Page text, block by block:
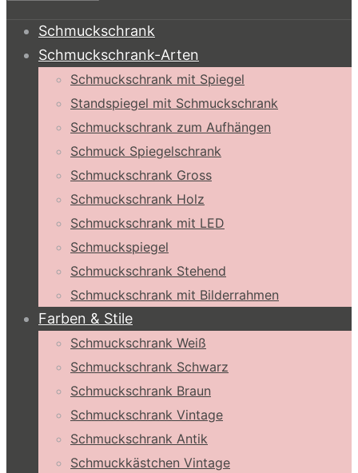
Schmuckschrank
Schmuckschrank-Arten
Schmuckschrank mit Spiegel
Standspiegel mit Schmuckschrank
Schmuckschrank zum Aufhängen
Schmuck Spiegelschrank
Schmuckschrank Gross
Schmuckschrank Holz
Schmuckschrank mit LED
Schmuckspiegel
Schmuckschrank Stehend
Schmuckschrank mit Bilderrahmen
Farben & Stile
Schmuckschrank Weiß
Schmuckschrank Schwarz
Schmuckschrank Braun
Schmuckschrank Vintage
Schmuckschrank Antik
Schmuckkästchen Vintage